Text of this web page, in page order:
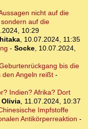
nicht auf die
auf die
10:29
, 10.07.2024, 11:35
- Socke, 10.07.2024,
bis die
den Angeln reißt -
Indien? Afrika? Dort
Olivia, 11.07.2024, 10:37
Impfstoffe
Antikörperreaktion -